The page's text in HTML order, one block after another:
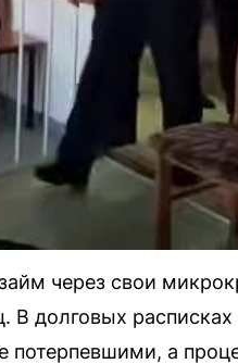
через свои
В долговых
потерпевшими, а